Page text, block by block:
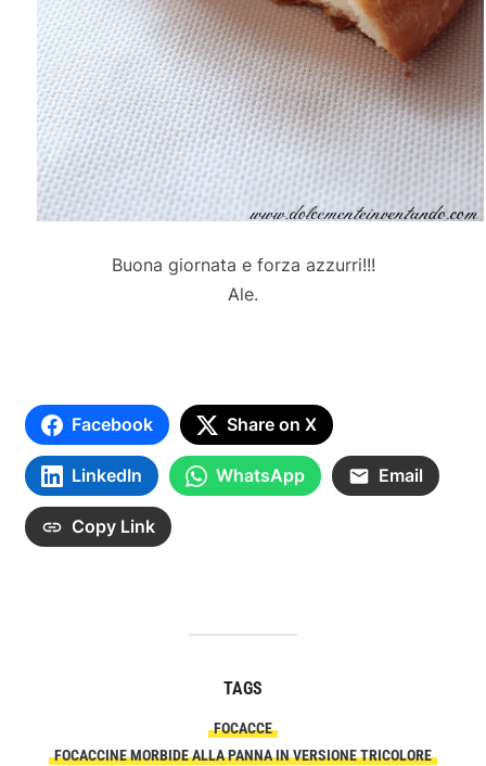
Buona giornata e forza azzurri!!!
Ale.
Facebook Share on X
LinkedIn WhatsApp Email
Copy Link
TAGS
FOCACCE
FOCACCINE MORBIDE ALLA PANNA IN VERSIONE TRICOLORE